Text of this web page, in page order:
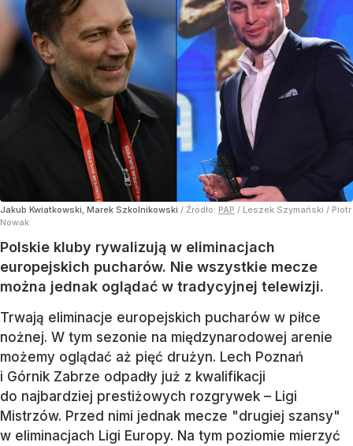
Jakub Kwiatkowski, Marek Szkolnikowski / Źródło: PAP / Leszek Szymański / Piotr
Nowak
Polskie kluby rywalizują w eliminacjach
europejskich pucharów. Nie wszystkie mecze
można jednak oglądać w tradycyjnej telewizji.
Trwają eliminacje europejskich pucharów w piłce
nożnej. W tym sezonie na międzynarodowej arenie
możemy oglądać aż pięć drużyn. Lech Poznań
i Górnik Zabrze odpadły już z kwalifikacji
do najbardziej prestiżowych rozgrywek – Ligi
Mistrzów. Przed nimi jednak mecze "drugiej szansy"
w eliminacjach Ligi Europy. Na tym poziomie mierzyć